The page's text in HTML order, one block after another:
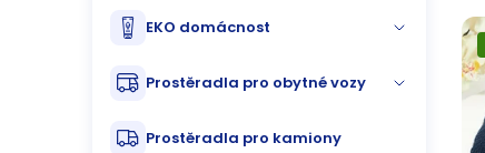
EKO domácnost
Prostěradla pro obytné vozy
Prostěradla pro kamiony
z
e
s
p
r